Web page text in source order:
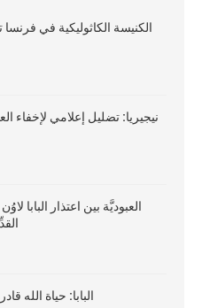
الكنيسة الكاثوليكية في فرنسا
نيجيريا: تضليل إعلامي لإخفاء
العبوديَّة بين اعتذار البابا
البابا: حياة الله